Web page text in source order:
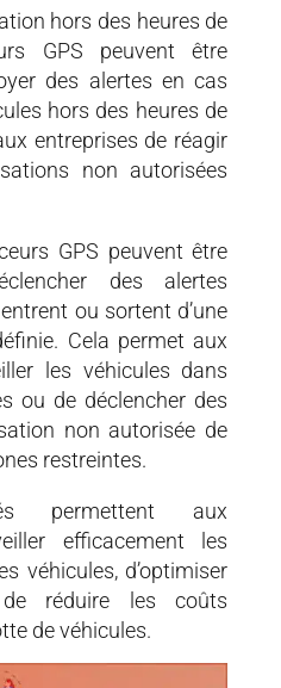
hors des heures de
GPS peuvent être
des alertes en cas
hors des heures de
entreprises de réagir
non autorisées
GPS peuvent être
des alertes
ou sortent d’une
Cela permet aux
les véhicules dans
ou de déclencher des
non autorisée de
restreintes.
permettent aux
efficacement les
véhicules, d’optimiser
réduire les coûts
de véhicules.